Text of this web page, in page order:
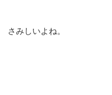
さみしいよね。